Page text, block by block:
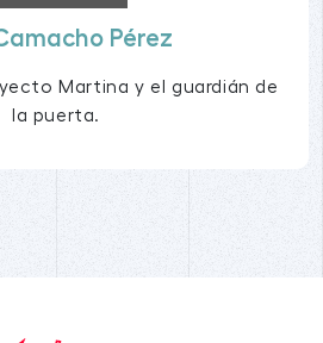
Pérez
Martina y el guardián de
la puerta.